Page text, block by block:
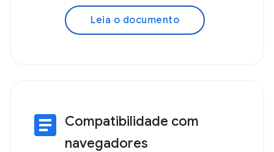
Leia o documento
article Compatibilidade com
navegadores